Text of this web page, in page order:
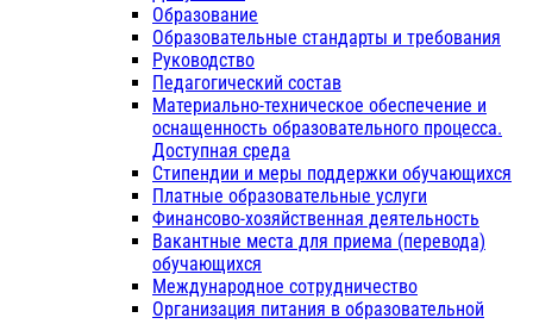
Образование
Образовательные стандарты и требования
Руководство
Педагогический состав
Материально-техническое обеспечение и
оснащенность образовательного процесса.
Доступная среда
Стипендии и меры поддержки обучающихся
Платные образовательные услуги
Финансово-хозяйственная деятельность
Вакантные места для приема (перевода)
обучающихся
Международное сотрудничество
Организация питания в образовательной